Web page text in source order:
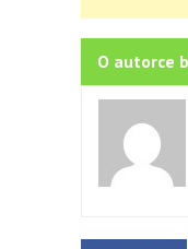
O autorce